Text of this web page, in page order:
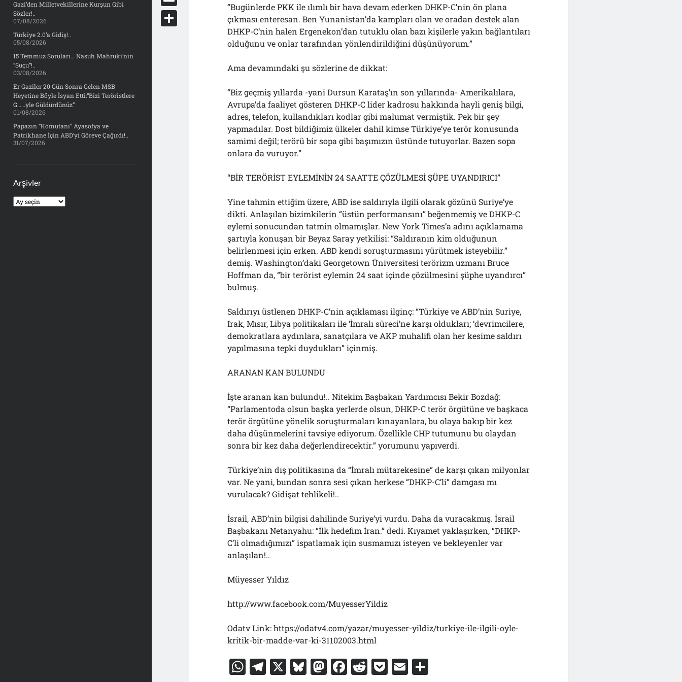
Gazi’den Milletvekillerine Kurşun Gibi
Sözler!..
07/08/2026
Türkiye 2.0’a Gidiş!..
05/08/2026
15 Temmuz Soruları… Nasuh Mahruki’nin
“Suçu”!..
03/08/2026
Er Gaziler 20 Gün Sonra Gelen MSB
Heyetine Böyle İsyan Etti:“Bizi Teröristlere
G……yle Güldürdünüz”
01/08/2026
Papazın “Komutanı” Ayasofya ve
Patrikhane İçin ABD’yi Göreve Çağırdı!..
31/07/2026
Arşivler
Arşivler
“Bugünlerde PKK ile ılımlı bir hava devam ederken DHKP-C’nin ön plana
çıkması enteresan. Ben Yunanistan’da kampları olan ve oradan destek alan
DHKP-C’nin halen Ergenekon’dan tutuklu olan bazı kişilerle yakın bağlantıları
olduğunu ve onlar tarafından yönlendirildiğini düşünüyorum.”
Ama devamındaki şu sözlerine de dikkat:
“Biz geçmiş yıllarda -yani Dursun Karataş’ın son yıllarında- Amerikalılara,
Avrupa’da faaliyet gösteren DHKP-C lider kadrosu hakkında hayli geniş bilgi,
adres, telefon, kullandıkları kodlar gibi malumat vermiştik. Pek bir şey
yapmadılar. Dost bildiğimiz ülkeler dahil kimse Türkiye’ye terör konusunda
samimi değil; terörü bir sopa gibi başımızın üstünde tutuyorlar. Bazen sopa
onlara da vuruyor.”
“BİR TERÖRİST EYLEMİNİN 24 SAATTE ÇÖZÜLMESİ ŞÜPE UYANDIRICI”
Yine tahmin ettiğim üzere, ABD ise saldırıyla ilgili olarak gözünü Suriye’ye
dikti. Anlaşılan bizimkilerin “üstün performansını” beğenmemiş ve DHKP-C
eylemi sonucundan tatmin olmamışlar. New York Times’a adını açıklamama
şartıyla konuşan bir Beyaz Saray yetkilisi: “Saldıranın kim olduğunun
belirlenmesi için erken. ABD kendi soruşturmasını yürütmek isteyebilir.”
demiş. Washington’daki Georgetown Üniversitesi terörizm uzmanı Bruce
Hoffman da, “bir terörist eylemin 24 saat içinde çözülmesini şüphe uyandırcı”
bulmuş.
Saldırıyı üstlenen DHKP-C’nin açıklaması ilginç: “Türkiye ve ABD’nin Suriye,
Irak, Mısır, Libya politikaları ile ‘İmralı süreci’ne karşı oldukları; ‘devrimcilere,
demokratlara aydınlara, sanatçılara ve AKP muhalifi olan her kesime saldırı
yapılmasına tepki duydukları” içinmiş.
ARANAN KAN BULUNDU
İşte aranan kan bulundu!.. Nitekim Başbakan Yardımcısı Bekir Bozdağ:
“Parlamentoda olsun başka yerlerde olsun, DHKP-C terör örgütüne ve başkaca
terör örgütüne yönelik soruşturmaları kınayanlara, bu olaya bakıp bir kez
daha düşünmelerini tavsiye ediyorum. Özellikle CHP tutumunu bu olaydan
sonra bir kez daha değerlendirecektir.” yorumunu yapıverdi.
Türkiye’nin dış politikasına da “İmralı mütarekesine” de karşı çıkan milyonlar
var. Ne yani, bundan sonra sesi çıkan herkese “DHKP-C’li” damgası mı
vurulacak? Gidişat tehlikeli!..
İsrail, ABD’nin bilgisi dahilinde Suriye’yi vurdu. Daha da vuracakmış. İsrail
Başbakanı Netanyahu: “İlk hedefim İran.” dedi. Kıyamet yaklaşırken, “DHKP-
C’li olmadığımızı” ispatlamak için susmamızı isteyen ve bekleyenler var
anlaşılan!..
Müyesser Yıldız
http://www.facebook.com/MuyesserYildiz
Odatv Link: https://odatv4.com/yazar/muyesser-yildiz/turkiye-ile-ilgili-oyle-
kritik-bir-madde-var-ki-31102003.html
W T X Bl M F R P E
y
db
d
d
o
c
E